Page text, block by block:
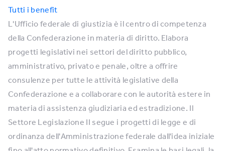
Tutti i benefit
L'Ufficio federale di giustizia è il centro di competenza
della Confederazione in materia di diritto. Elabora
progetti legislativi nei settori del diritto pubblico,
amministrativo, privato e penale, oltre a offrire
consulenze per tutte le attività legislative della
Confederazione e a collaborare con le autorità estere in
materia di assistenza giudiziaria ed estradizione. Il
Settore Legislazione II segue i progetti di legge e di
ordinanza dell'Amministrazione federale dall'idea iniziale